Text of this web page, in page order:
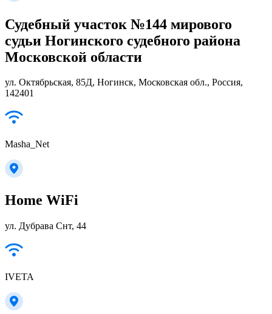
Судебный участок №144 мирового
судьи Ногинского судебного района
Московской области
ул. Октябрьская, 85Д, Ногинск, Московская обл., Россия,
142401
Masha_Net
Home WiFi
ул. Дубрава Снт, 44
IVETA